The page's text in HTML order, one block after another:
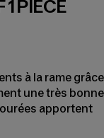
PIECE
à la rame grâce
une très bonne
apportent